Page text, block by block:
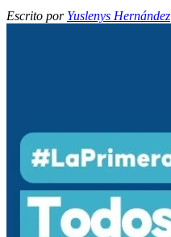
Escrito por Yuslenys Hernández